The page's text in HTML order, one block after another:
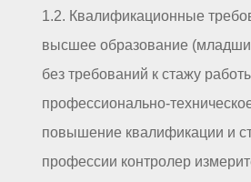
1.2. Квалификационные
высшее образование
без требований к стажу
профессионально-
повышение квалификации и
профессии контролер